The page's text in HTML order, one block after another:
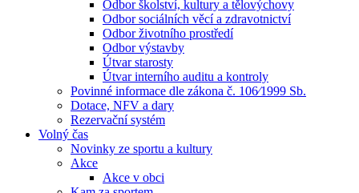
Odbor školství, kultury a tělovýchovy
Odbor sociálních věcí a zdravotnictví
Odbor životního prostředí
Odbor výstavby
Útvar starosty
Útvar interního auditu a kontroly
Povinné informace dle zákona č. 106⁄1999 Sb.
Dotace, NFV a dary
Rezervační systém
Volný čas
Novinky ze sportu a kultury
Akce
Akce v obci